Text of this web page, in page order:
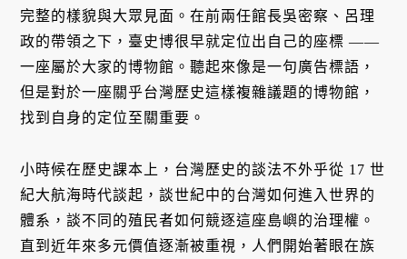
完整的樣貌與大眾見面。在前兩任館長吳密察、呂理
政的帶領之下，臺史博很早就定位出自己的座標 ——
一座屬於大家的博物館。聽起來像是一句廣告標語，
但是對於一座關乎台灣歷史這樣複雜議題的博物館，
找到自身的定位至關重要。
小時候在歷史課本上，台灣歷史的談法不外乎從 17 世
紀大航海時代談起，談世紀中的台灣如何進入世界的
體系，談不同的殖民者如何競逐這座島嶼的治理權。
直到近年來多元價值逐漸被重視，人們開始著眼在族